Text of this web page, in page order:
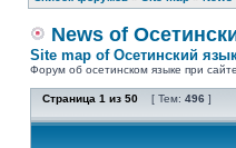
News of
Site map of Осетинский
Форум об осетинском языке при
Страница 1 из 50 [ Тем: 496 ]